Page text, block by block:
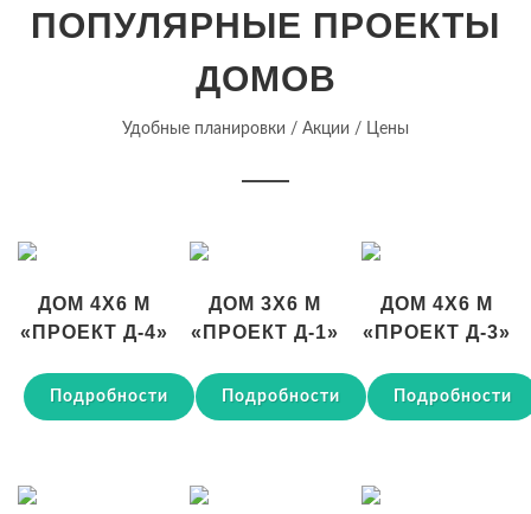
ПОПУЛЯРНЫЕ ПРОЕКТЫ
ДОМОВ
Удобные планировки / Акции / Цены
ДОМ 4Х6 М
«ПРОЕКТ Д-4»
Подробности
ДОМ 3Х6 М
«ПРОЕКТ Д-1»
Подробности
ДОМ 4Х6 М
«ПРОЕКТ Д-3»
Подробности